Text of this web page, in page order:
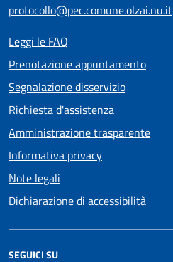
protocollo@pec.comune.olzai.nu.it
Leggi le FAQ
Prenotazione appuntamento
Segnalazione disservizio
Richiesta d'assistenza
Amministrazione trasparente
Informativa privacy
Note legali
Dichiarazione di accessibilità
SEGUICI SU